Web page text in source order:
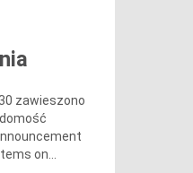
zawieszono
on...